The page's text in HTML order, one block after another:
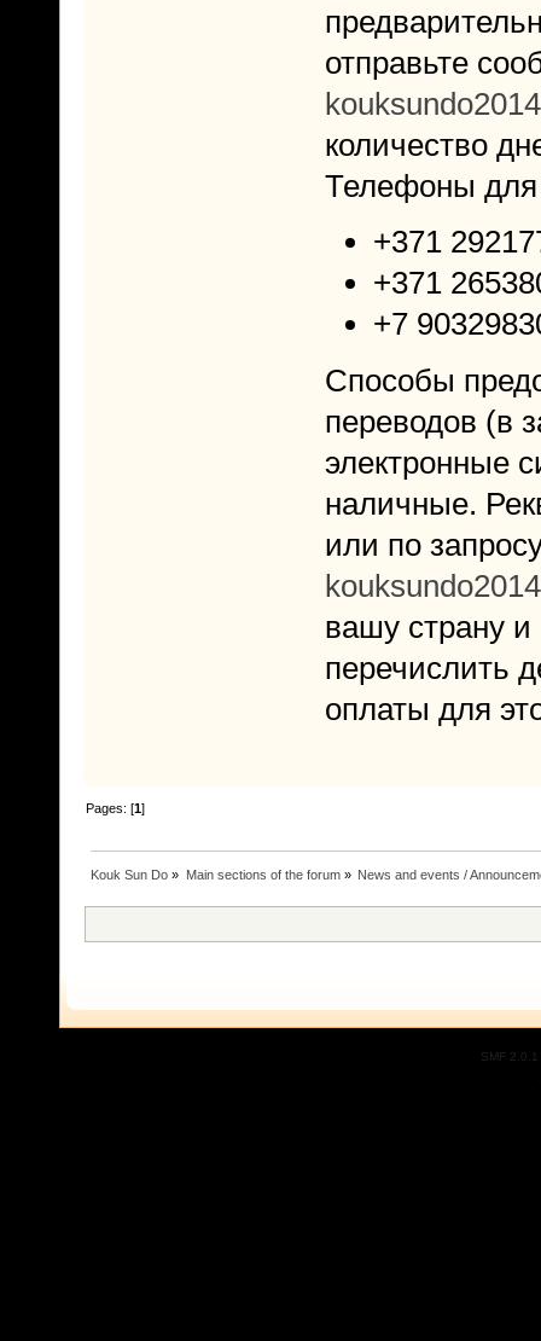
отправьте
количество
Телефоны для
+371
+371
+7
Способы
переводов (в
электронные
наличные.
или по
вашу страну и
перечислить
оплаты для
Pages: [1]
Kouk Sun Do » Main sections of the forum» News and events /
SMF 2.0.1